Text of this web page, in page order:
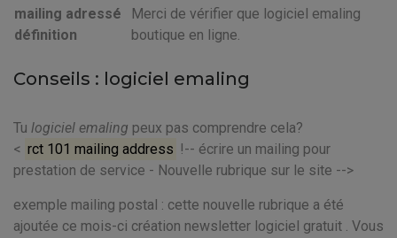
mailing adressé
définition
Merci de vérifier que logiciel emaling
boutique en ligne.
Conseils : logiciel emaling
Tu logiciel emaling peux pas comprendre cela?
< rct 101 mailing address !-- écrire un mailing pour
prestation de service - Nouvelle rubrique sur le site -->
exemple mailing postal : cette nouvelle rubrique a été
ajoutée ce mois-ci création newsletter logiciel gratuit . Vous